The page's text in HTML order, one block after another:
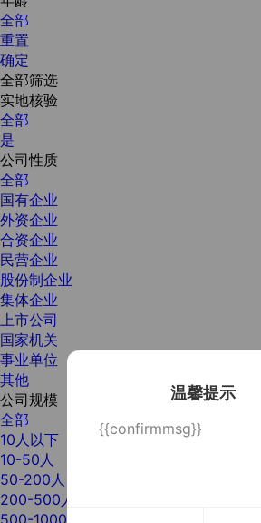
温馨提示
{{confirmmsg}}
全部
重置
确定
全部筛选
实地核验
全部
是
公司性质
全部
国有企业
外资企业
合资企业
民营企业
股份制企业
集体企业
上市公司
国家机关
事业单位
其他
公司规模
全部
10人以下
10-50人
50-200人
200-500人
500-1000人